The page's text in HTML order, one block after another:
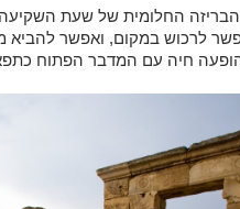
החלומית של שעת השקיעה,
לרכוש במקום, ואפשר
חיה עם המדבר הפתוח